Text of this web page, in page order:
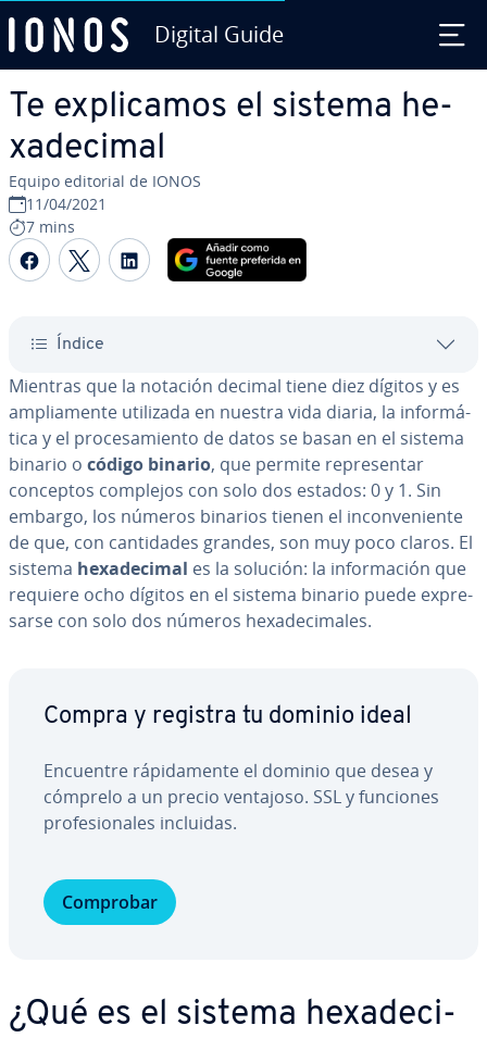
Digital Guide
Te ex­pli­ca­mos el sistema he­
xa­de­ci­mal
Equipo editorial de IONOS
11/04/2021
7 mins
Compartir Facebook
Compartir Twitter
Compartir LinkedIn
Índice
Mientras que la notación decimal tiene diez dígitos y es
am­plia­me­n­te utilizada en nuestra vida diaria, la in­fo­r­má­
ti­ca y el pro­ce­sa­mie­n­to de datos se basan en el sistema
binario o código binario, que permite re­pre­se­n­tar
conceptos complejos con solo dos estados: 0 y 1. Sin
embargo, los números binarios tienen el in­co­n­ve­nie­n­te
de que, con ca­n­ti­da­des grandes, son muy poco claros. El
sistema he­xa­de­ci­mal es la solución: la in­fo­r­ma­ción que
requiere ocho dígitos en el sistema binario puede ex­pre­
sar­se con solo dos números he­xa­de­ci­ma­les.
Compra y registra tu dominio ideal
Encuentre rá­pi­da­me­n­te el dominio que desea y
cómprelo a un precio ventajoso. SSL y funciones
pro­fe­sio­na­les incluidas.
Comprobar
¿Qué es el sistema he­xa­de­ci­